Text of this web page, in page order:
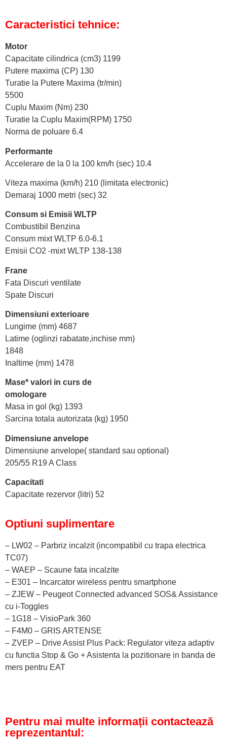
Caracteristici tehnice:
Motor
Capacitate cilindrica (cm3) 1199
Putere maxima (CP) 130
Turatie la Putere Maxima (tr/min)
5500
Cuplu Maxim (Nm) 230
Turatie la Cuplu Maxim(RPM) 1750
Norma de poluare 6.4
Performante
Accelerare de la 0 la 100 km/h (sec) 10.4
Viteza maxima (km/h) 210 (limitata electronic)
Demaraj 1000 metri (sec) 32
Consum si Emisii WLTP
Combustibil Benzina
Consum mixt WLTP 6.0-6.1
Emisii CO2 -mixt WLTP 138-138
Frane
Fata Discuri ventilate
Spate Discuri
Dimensiuni exterioare
Lungime (mm) 4687
Latime (oglinzi rabatate,inchise mm)
1848
Inaltime (mm) 1478
Mase* valori in curs de
omologare
Masa in gol (kg) 1393
Sarcina totala autorizata (kg) 1950
Dimensiune anvelope
Dimensiune anvelope( standard sau optional)
205/55 R19 A Class
Capacitati
Capacitate rezervor (litri) 52
Optiuni suplimentare
– LW02 – Parbriz incalzit (incompatibil cu trapa electrica
TC07)
– WAEP – Scaune fata incalzite
– E301 – Incarcator wireless pentru smartphone
– ZJEW – Peugeot Connected advanced SOS& Assistance
cu i-Toggles
– 1G18 – VisioPark 360
– F4M0 – GRIS ARTENSE
– ZVEP – Drive Assist Plus Pack: Regulator viteza adaptiv
cu functia Stop & Go + Asistenta la pozitionare in banda de
mers pentru EAT
Pentru mai multe informații contactează
reprezentantul: